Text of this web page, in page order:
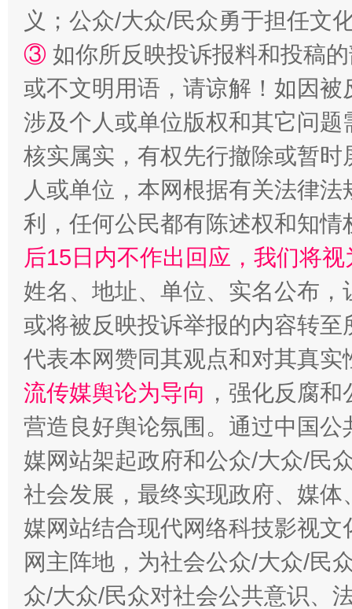
招工难、用工荒背后
网上购药对药下症？
这是一记警钟！ 谢
义；公众/大众/民众勇于担任文
③ 如你所反映投诉报料和投稿
或不文明用语，请谅解！如因
涉及个人或单位版权和其它问题
核实属实，有权先行撤除或暂
人或单位，本网根据有关法律
利，任何公民都有陈述权和知情
后15日内不作出回应，我们将
姓名、地址、单位、实名公布
或将被反映投诉举报的内容转
代表本网赞同其观点和对其真实
流传媒舆论为导向 ，强化反腐
营造良好舆论氛围。通过中国
媒网站架起政府和公众/大众/民
社会发展，最终实现政府、媒
媒网站结合现代网络科技影视
网主阵地，为社会公众/大众/民
众/大众/民众对社会公共意识、